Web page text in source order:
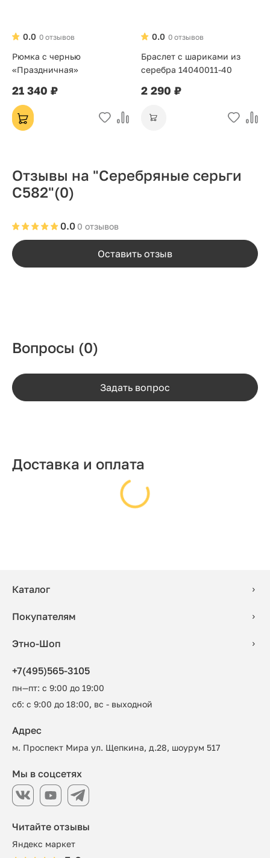
0 отзывов
0.0
Рюмка с чернью
«Праздничная»
21 340 ₽
0 отзывов
0.0
Браслет с шариками из
серебра 14040011-40
2 290 ₽
Отзывы на "Серебряные серьги
С582"(0)
0 отзывов
0.0
Оставить отзыв
Вопросы (0)
Задать вопрос
Доставка и оплата
Каталог
Покупателям
Этно-Шоп
+7(495)565-3105
пн—пт: с 9:00 до 19:00
сб: с 9:00 до 18:00, вс - выходной
Читайте отзывы
Яндекс маркет
Адрес
м. Проспект Мира ул. Щепкина, д.28, шоурум 517
Мы в соцсетях